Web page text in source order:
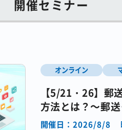
成から
識字率
開催セミナー
オンライン
【5/21・26】郵
方法とは？～郵
開催日：2026/8/8